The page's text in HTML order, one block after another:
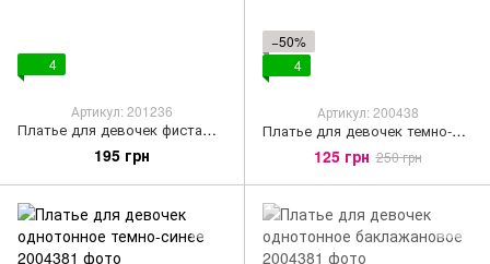
4
Артикул: 201236
Платье для девочек фисташковое
195 грн
−50%
4
Артикул: 200438
Платье для девочек темно-синее с рисунком
125 грн 250 грн